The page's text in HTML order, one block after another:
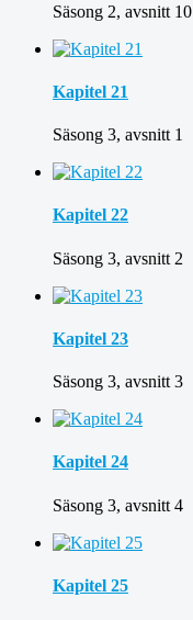
Säsong 2, avsnitt 10
Kapitel 21
Säsong 3, avsnitt 1
Kapitel 22
Säsong 3, avsnitt 2
Kapitel 23
Säsong 3, avsnitt 3
Kapitel 24
Säsong 3, avsnitt 4
Kapitel 25